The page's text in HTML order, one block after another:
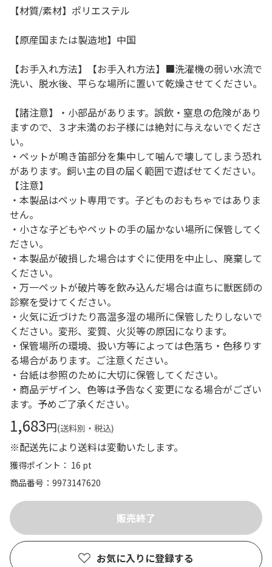
【材質/素材】ポリエステル
【原産国または製造地】中国
【お手入れ方法】【お手入れ方法】■洗濯機の弱い水流で
洗い、脱水後、平らな場所に置いて乾燥させてください。
【諸注意】・小部品があります。誤飲・窒息の危険があり
ますので、３才未満のお子様には絶対に与えないでくださ
い。
・ペットが鳴き笛部分を集中して噛んで壊してしまう恐れ
があります。飼い主の目の届く範囲で遊ばせてください。
【注意】
・本製品はペット専用です。子どものおもちゃではありま
せん。
・小さな子どもやペットの手の届かない場所に保管してく
ださい。
・本製品が破損した場合はすぐに使用を中止し、廃棄して
ください。
・万一ペットが破片等を飲み込んだ場合は直ちに獣医師の
診察を受けてください。
・火気に近づけたり高温多湿の場所に保管したりしないで
ください。変形、変質、火災等の原因になります。
・保管場所の環境、扱い方等によっては色落ち・色移りす
る場合があります。ご注意ください。
・台紙は参照のために大切に保管してください。
・商品デザイン、色等は予告なく変更になる場合がござい
ます。予めご了承ください。
1,683円(送料別・税込)
※配送先により送料は変動いたします。
獲得ポイント： 16 pt
商品番号
9973147620
お気に入りに登録する